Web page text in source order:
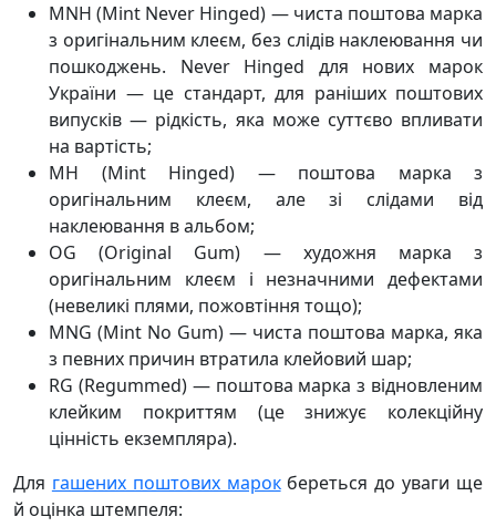
MNH (Mint Never Hinged) — чиста поштова марка
з оригінальним клеєм, без слідів наклеювання чи
пошкоджень. Never Hinged для нових марок
України — це стандарт, для раніших поштових
випусків — рідкість, яка може суттєво впливати
на вартість;
MH (Mint Hinged) — поштова марка з
оригінальним клеєм, але зі слідами від
наклеювання в альбом;
OG (Original Gum) — художня марка з
оригінальним клеєм і незначними дефектами
(невеликі плями, пожовтіння тощо);
MNG (Mint No Gum) — чиста поштова марка, яка
з певних причин втратила клейовий шар;
RG (Regummed) — поштова марка з відновленим
клейким покриттям (це знижує колекційну
цінність екземпляра).
Для гашених поштових марокбереться до уваги ще
й оцінка штемпеля: